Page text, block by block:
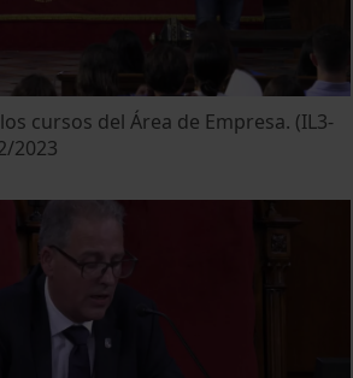
cursos del Área de Empresa. (IL3-
2023